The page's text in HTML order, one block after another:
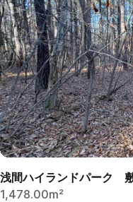
浅間ハイランドパーク
1,478.00m²